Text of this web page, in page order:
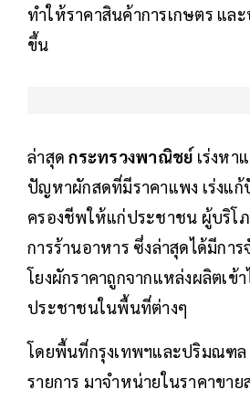
ทำให้ราคาสินค้าการเกษตร และ
ขึ้น
ล่าสุดกระทรวงพาณิชย์ เร่งหา
ปัญหาผักสดที่มีราคาแพง เร่งแ
ครองชีพให้แก่ประชาชน ผู้บริโ
การร้านอาหาร ซึ่งล่าสุดได้มีการ
โยงผักราคาถูกจากแหล่งผลิตเข้
ประชาชนในพื้นที่ต่างๆ
โดยพื้นที่กรุงเทพฯและปริมณฑล
รายการ มาจำหน่ายในราคาขาย